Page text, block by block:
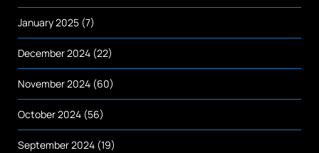
January 2025 (7)
December 2024 (22)
November 2024 (60)
October 2024 (56)
September 2024 (19)